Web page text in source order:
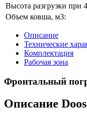
Высота разгрузки при
Объем ковша, м3:
Описание
Технические
Комплектация
Рабочая зона
Фронтальный
Описание